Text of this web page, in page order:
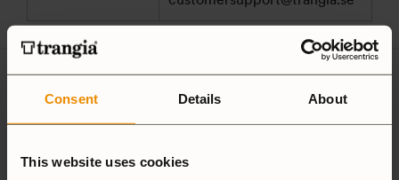
Consent Details About
This website uses cookies
Non-Stick
Hardanodized